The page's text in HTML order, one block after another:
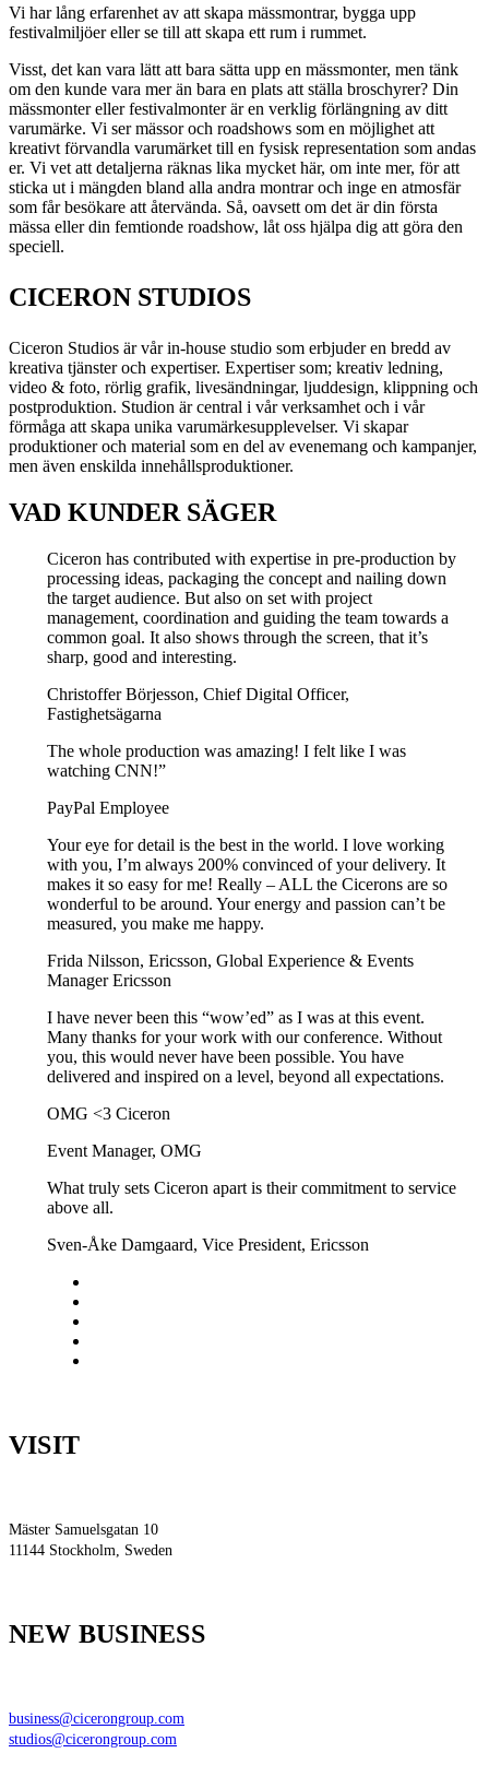
Vi har lång erfarenhet av att skapa mässmontrar, bygga upp
festivalmiljöereller se till att skapa ett rum i rummet.
Visst, det kan vara lätt att bara sätta upp en mässmonter, men tänk
om den kunde vara mer än bara en plats att ställa broschyrer? Din
mässmonter ellerfestivalmonter ären verklig förlängning av ditt
varumärke. Vi ser mässor och roadshows som en möjlighet att
kreativt förvandla varumärket till en fysisk representation som andas
er. Vi vet att detaljerna räknas lika mycket här, om inte mer, för att
sticka ut i mängden bland alla andra montrar och inge en atmosfär
som får besökare att återvända. Så, oavsett om det är din första
mässa eller din femtionde roadshow, låt oss hjälpa dig att göra den
speciell.
CICERON STUDIOS
Ciceron Studios är vårin-house studio som erbjuder en bredd av
kreativa tjänster och expertiser. Expertiser som; kreativ ledning,
video & foto, rörlig grafik, livesändningar, ljuddesign, klippning och
postproduktion. Studion är central i vår verksamhet och i vår
förmåga att skapa unika varumärkesupplevelser. Vi skapar
produktioner och material som en del av evenemang och kampanjer,
men även enskilda innehållsproduktioner.
VAD KUNDER SÄGER
Ciceron has contributed with expertise in pre-production by
processing ideas, packaging the concept and nailing down
the target audience. But also on set with project
management, coordination and guiding the team towards a
common goal. It also shows through the screen, that it’s
sharp, good and interesting.
Christoffer Börjesson, Chief Digital Officer,
Fastighetsägarna
The whole production was amazing! I felt like I was
watching CNN!”
PayPal Employee
Your eye for detail is the best in the world. I love working
with you, I’m always 200% convinced of your delivery. It
makes it so easy for me! Really – ALL the Cicerons are so
wonderful to be around. Your energy and passion can’t be
measured, you make me happy.
Frida Nilsson, Ericsson, Global Experience & Events
Manager Ericsson
I have never been this “wow’ed” as I was at this event.
Many thanks for your work with our conference. Without
you, this would never have been possible. You have
delivered and inspired on a level, beyond all expectations.
OMG <3 Ciceron
Event Manager, OMG
What truly sets Ciceron apart is their commitment to service
above all.
Sven-Åke Damgaard, Vice President, Ericsson
VISIT
Mäster Samuelsgatan 10
11144 Stockholm, Sweden
NEW BUSINESS
business@cicerongroup.com
studios@cicerongroup.com